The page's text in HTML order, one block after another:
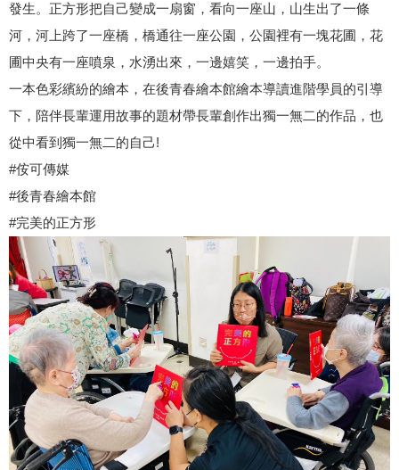
發生。正方形把自己變成一扇窗，看向一座山，山生出了一條
河，河上跨了一座橋，橋通往一座公園，公園裡有一塊花圃，花
圃中央有一座噴泉，水湧出來，一邊嬉笑，一邊拍手。
一本色彩繽紛的繪本，在後青春繪本館繪本導讀進階學員的引導
下，陪伴長輩運用故事的題材帶長輩創作出獨一無二的作品，也
從中看到獨一無二的自己!
#侒可傳媒
#後青春繪本館
#完美的正方形